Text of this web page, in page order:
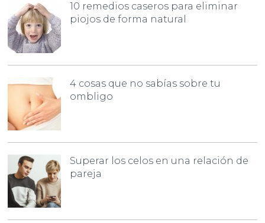
10 remedios caseros para eliminar
piojos de forma natural
4 cosas que no sabías sobre tu
ombligo
Superar los celos en una relación de
pareja